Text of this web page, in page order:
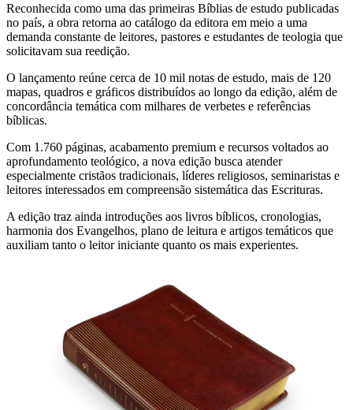
Reconhecida como uma das primeiras Bíblias de estudo publicadas
no país, a obra retorna ao catálogo da editora em meio a uma
demanda constante de leitores, pastores e estudantes de teologia que
solicitavam sua reedição.
O lançamento reúne cerca de 10 mil notas de estudo, mais de 120
mapas, quadros e gráficos distribuídos ao longo da edição, além de
concordância temática com milhares de verbetes e referências
bíblicas.
Com 1.760 páginas, acabamento premium e recursos voltados ao
aprofundamento teológico, a nova edição busca atender
especialmente cristãos tradicionais, líderes religiosos, seminaristas e
leitores interessados em compreensão sistemática das Escrituras.
A edição traz ainda introduções aos livros bíblicos, cronologias,
harmonia dos Evangelhos, plano de leitura e artigos temáticos que
auxiliam tanto o leitor iniciante quanto os mais experientes.